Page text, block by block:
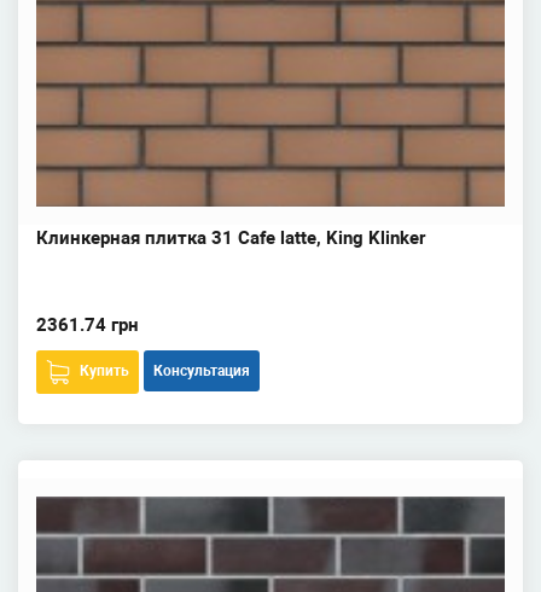
Клинкерная плитка 31 Cafe latte, King Klinker
2361.74 грн
Купить Консультация